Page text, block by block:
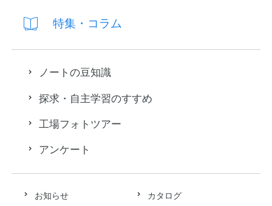
お知らせ カタログ
特集・コラム
ノートの豆知識
探求・自主学習のすすめ
工場フォトツアー
アンケート